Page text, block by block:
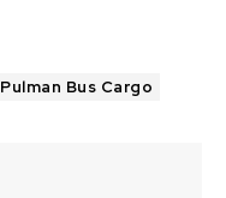
Pulman Bus Cargo